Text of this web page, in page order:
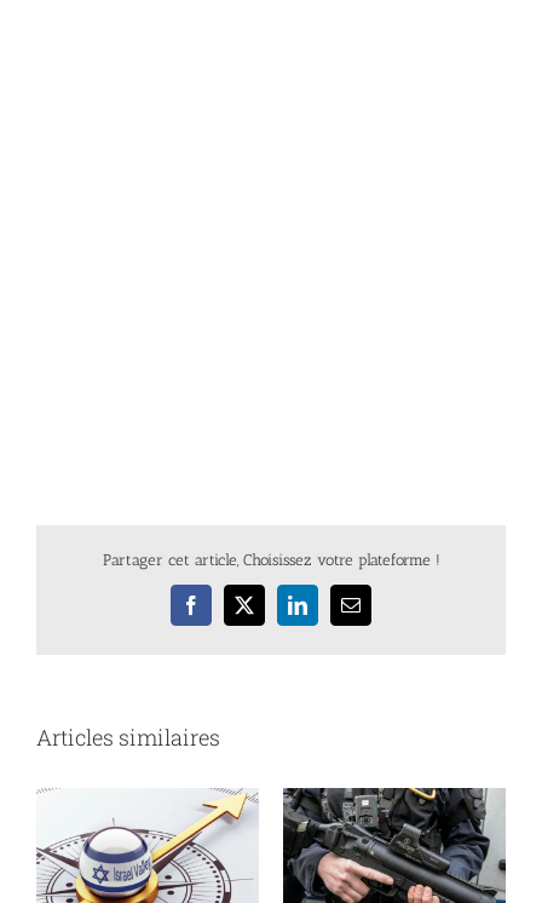
Partager cet article, Choisissez votre plateforme !
Facebook
X LinkedInEmail
Articles similaires